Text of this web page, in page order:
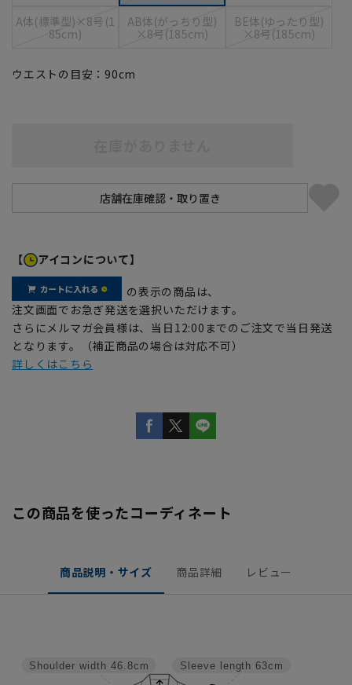
A体(標準型)×8号(1
85cm)
AB体(がっちり型)
×8号(185cm)
BE体(ゆったり型)
×8号(185cm)
ウエストの目安： 90cm
【 アイコンについて】
の表示の商品は、
注文画面でお急ぎ発送を選択いただけます。
さらにメルマガ会員様は、当日12:00までのご注文で当日発送
となります。（補正商品の場合は対応不可）
詳しくはこちら
この商品を使ったコーディネート
商品説明・サイズ 商品詳細 レビュー
Sleeve length 63cm
Shoulder width 46.8cm